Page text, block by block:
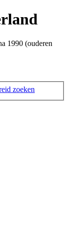
1990 (ouderen
zoeken